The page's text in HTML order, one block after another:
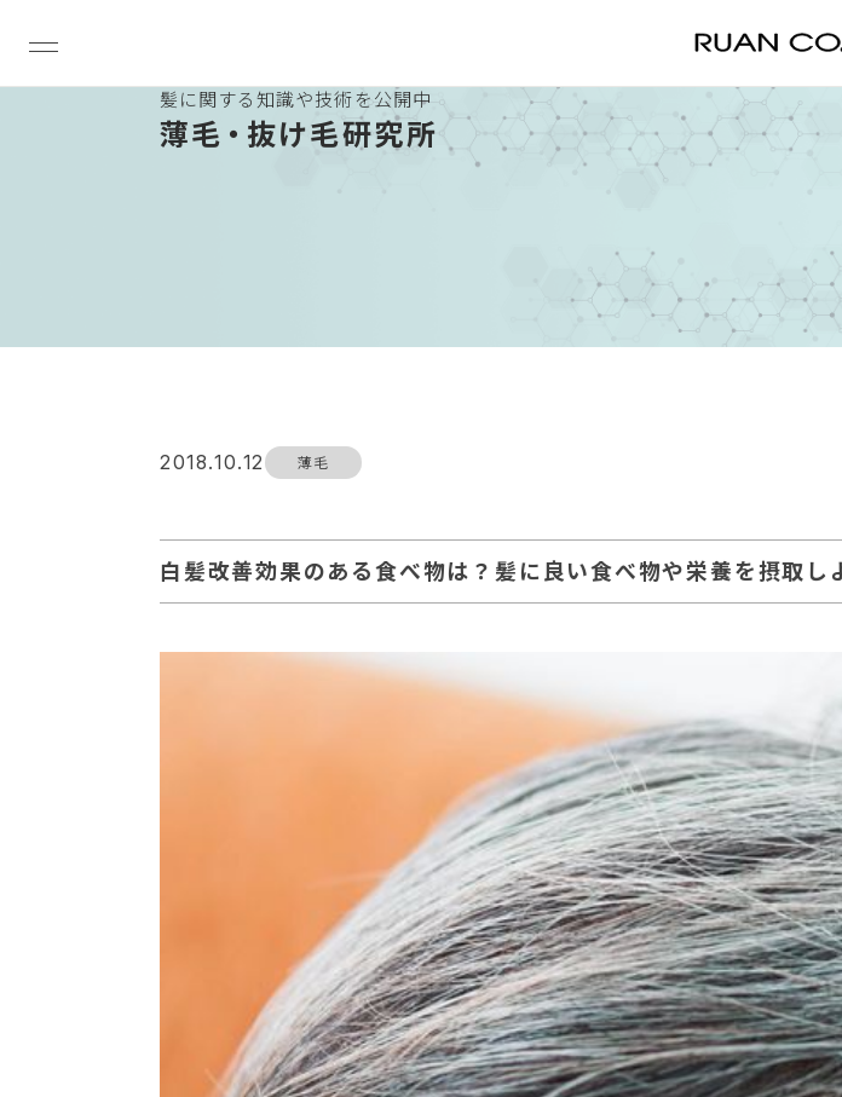
髪に関する知識や技術を公開中
薄毛・ 抜け毛研究所
2018.10.12 薄毛
白髪改善効果のある食べ物は？髪に良い食べ物や栄養を摂取し